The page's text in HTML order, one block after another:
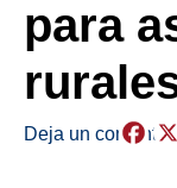
para
Deja un